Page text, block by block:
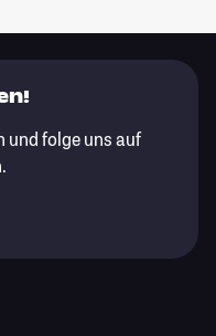
und folge uns auf